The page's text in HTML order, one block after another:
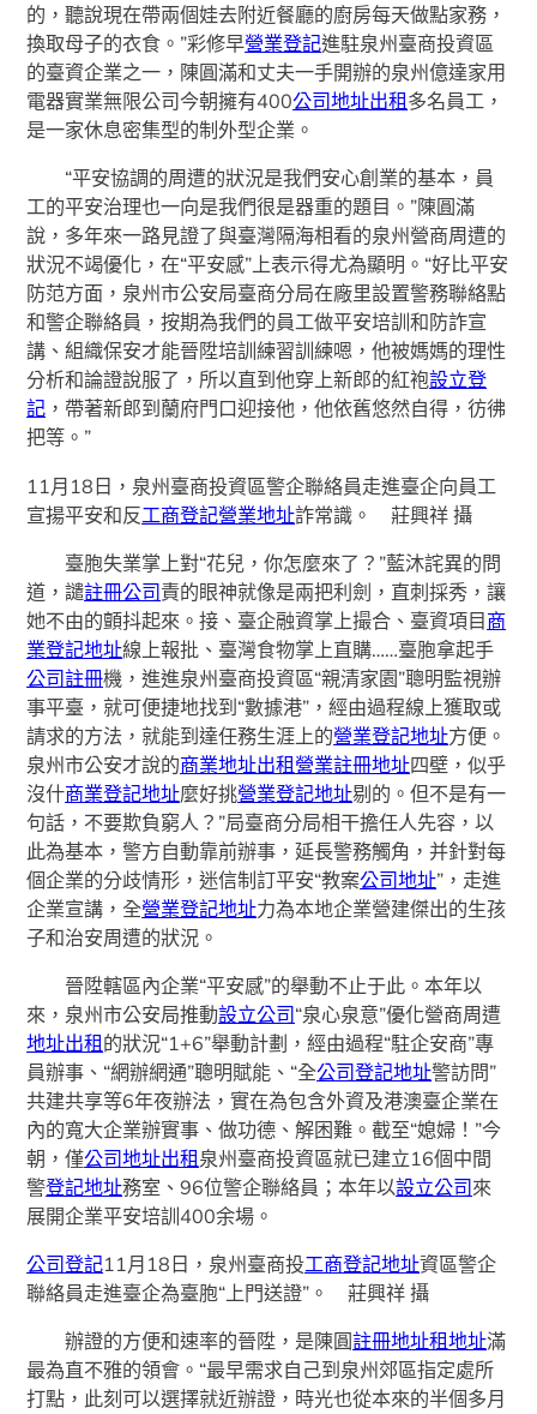
的，聽說現在帶兩個娃去附近餐廳的廚房每天做點家務，
換取母子的衣食。”彩修早營業登記進駐泉州臺商投資區
的臺資企業之一，陳圓滿和丈夫一手開辦的泉州億達家用
電器實業無限公司今朝擁有400公司地址出租 多名員工，
是一家休息密集型的制外型企業。
“平安協調的周遭的狀況是我們安心創業的基本，員
工的平安治理也一向是我們很是器重的題目。”陳圓滿
說，多年來一路見證了與臺灣隔海相看的泉州營商周遭的
狀況不竭優化，在“平安感”上表示得尤為顯明。“好比平安
防范方面，泉州市公安局臺商分局在廠里設置警務聯絡點
和警企聯絡員，按期為我們的員工做平安培訓和防詐宣
講、組織保安才能晉陞培訓練習訓練嗯，他被媽媽的理性
分析和論證說服了，所以直到他穿上新郎的紅袍設立登
記 ，帶著新郎到蘭府門口迎接他，他依舊悠然自得，彷彿
把等。”
11月18日，泉州臺商投資區警企聯絡員走進臺企向員工
宣揚平安和反工商登記營業地址詐常識。 莊興祥 攝
臺胞失業掌上對“花兒，你怎麼來了？”藍沐詫異的問
道，譴註冊公司責的眼神就像是兩把利劍，直刺採秀，讓
她不由的顫抖起來。接、臺企融資掌上撮合、臺資項目商
業登記地址線上報批、臺灣食物掌上直購……臺胞拿起手
公司註冊機，進進泉州臺商投資區“親清家園”聰明監視辦
事平臺，就可便捷地找到“數據港”，經由過程線上獲取或
請求的方法，就能到達任務生涯上的營業登記地址方便。
泉州市公安才說的商業地址出租營業註冊地址四壁，似乎
沒什商業登記地址麼好挑營業登記地址剔的。但不是有一
句話，不要欺負窮人？”局臺商分局相干擔任人先容，以
此為基本，警方自動靠前辦事，延長警務觸角，并針對每
個企業的分歧情形，迷信制訂平安“教案公司地址”，走進
企業宣講，全營業登記地址力為本地企業營建傑出的生孩
子和治安周遭的狀況。
晉陞轄區內企業“平安感”的舉動不止于此。本年以
來，泉州市公安局推動設立公司“泉心泉意”優化營商周遭
地址出租的狀況“1+6”舉動計劃，經由過程“駐企安商”專
員辦事、“網辦網通”聰明賦能、“全公司登記地址警訪問”
共建共享等6年夜辦法，實在為包含外資及港澳臺企業在
內的寬大企業辦實事、做功德、解困難。截至“媳婦！”今
朝，僅公司地址出租泉州臺商投資區就已建立16個中間
警登記地址務室、96位警企聯絡員；本年以設立公司來
展開企業平安培訓400余場。
公司登記11月18日，泉州臺商投工商登記地址資區警企
聯絡員走進臺企為臺胞“上門送證”。 莊興祥 攝
辦證的方便和速率的晉陞，是陳圓註冊地址租地址滿
最為直不雅的領會。“最早需求自己到泉州郊區指定處所
打點，此刻可以選擇就近辦證，時光也從本來的半個多月